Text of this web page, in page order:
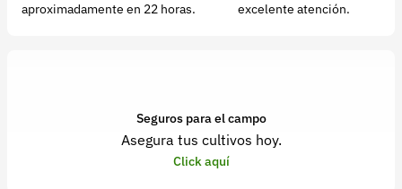
aproximadamente en 22 horas.
excelente atención.
Seguros para el campo
Asegura tus cultivos hoy.
Click aquí